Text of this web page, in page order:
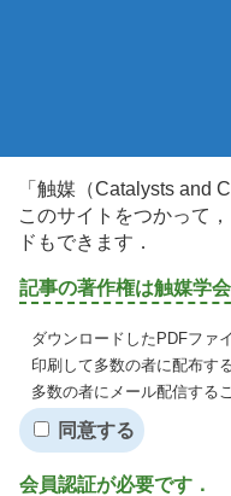
「触媒（Catalysts and
このサイトをつかって
ドもできます．
記事の著作権は触媒学
ダウンロードしたPDFファ
印刷して多数の者に配布す
多数の者にメール配信する
同意する
会員認証が必要です．